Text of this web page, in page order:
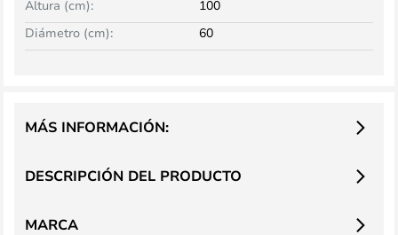
Altura (cm):
100
Diámetro (cm):
60
DESCRIPCIÓN DEL PRODUCTO
MÁS INFORMACIÓN:
MARCA